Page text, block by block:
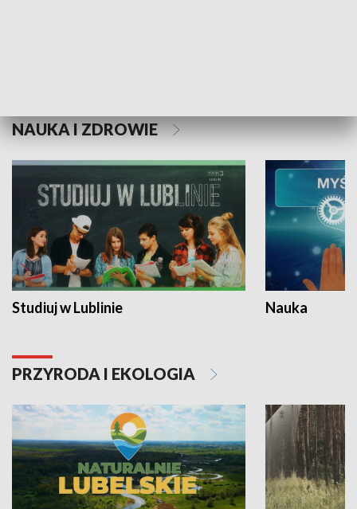
NAUKA I ZDROWIE
Studiuj w Lublinie Nauka
PRZYRODA I EKOLOGIA